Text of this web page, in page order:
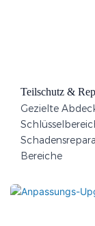
Teilschutz &
Gezielte
Bereiche